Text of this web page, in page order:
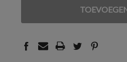
UNDEFINEDUNDEFINED